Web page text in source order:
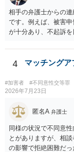
の気持ちを理解した
身柄解放手続きをし
士に予め費用の見積
相手の弁護士からの
です。例えば、被害
が十分あり、不起訴
ので（心ない対応を
す）、弁護士へ依頼
う。 一方、相手弁護
と感じるなら、多少
4 マッチング
#加害者 #不同意性交等罪
2026年7月23日
匿名A 弁護士
同様の状況で不同意
とがありますが、相
の影響で拒絶困難だ